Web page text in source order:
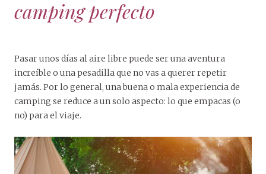
camping perfecto
Pasar unos días al aire libre puede ser una aventura
increíble o una pesadilla que no vas a querer repetir
jamás. Por lo general, una buena o mala experiencia de
camping se reduce a un solo aspecto: lo que empacas (o
no) para el viaje.